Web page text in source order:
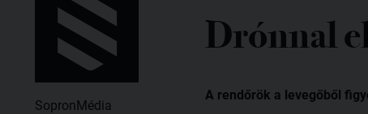
SopronMédia
Drónnal
A rendőrök a levegőből